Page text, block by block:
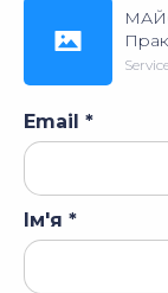
Email *
Ім'я *